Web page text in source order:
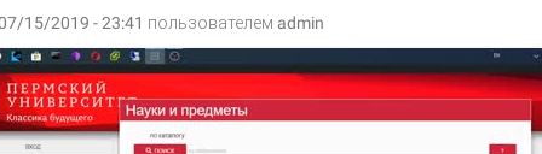
15/2019 - 23:41 пользователем admin